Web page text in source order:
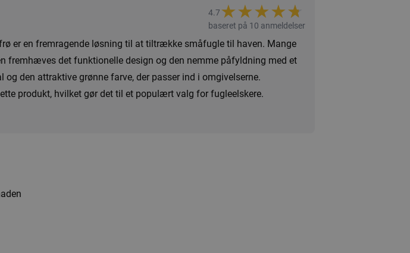
4.7★★★★★
★
baseret på 10 anmeldelser
er en fremragende løsning til at tiltrække småfugle til haven. Mange
fremhæves det funktionelle design og den nemme påfyldning med et
den attraktive grønne farve, der passer ind i omgivelserne.
produkt, hvilket gør det til et populært valg for fugleelskere.